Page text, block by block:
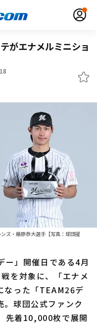
ズ
ルス
がエナメルミニショ
ズ・藤原恭大選手【写真：球団提
」開催日である4月
を対象に、「エナメ
なった「TEAM26デ
球団公式ファンク
先着10,000枚で展開